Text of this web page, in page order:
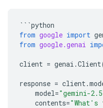
```python
from google import
from google.genai
client = genai .Client
response = client.
model="gemini-
contents="What's